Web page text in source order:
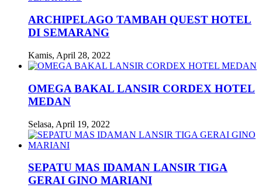
ARCHIPELAGO TAMBAH QUEST HOTEL
DI SEMARANG
Kamis, April 28, 2022
OMEGA BAKAL LANSIR CORDEX HOTEL
MEDAN
Selasa, April 19, 2022
SEPATU MAS IDAMAN LANSIR TIGA
GERAI GINO MARIANI